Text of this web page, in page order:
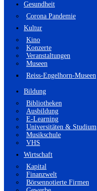
Gesundheit
Corona Pandemie
Kultur
Kino
Konzerte
Veranstaltungen
Museen
Reiss-Engelhorn-Museen
Bildung
Bibliotheken
Ausbildung
E-Learning
Universitäten & Studium
Musikschule
VHS
Wirtschaft
Kapital
Finanzwelt
Börsennotierte Firmen